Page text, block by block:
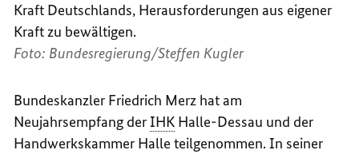
Kraft Deutschlands, Herausforderungen aus eigener
Kraft zu bewältigen.
Foto: Bundesregierung/Steffen Kugler
Bundeskanzler Friedrich Merz hat am
Neujahrsempfang derIHK Halle-Dessau und der
Handwerkskammer Halle teilgenommen. In seiner